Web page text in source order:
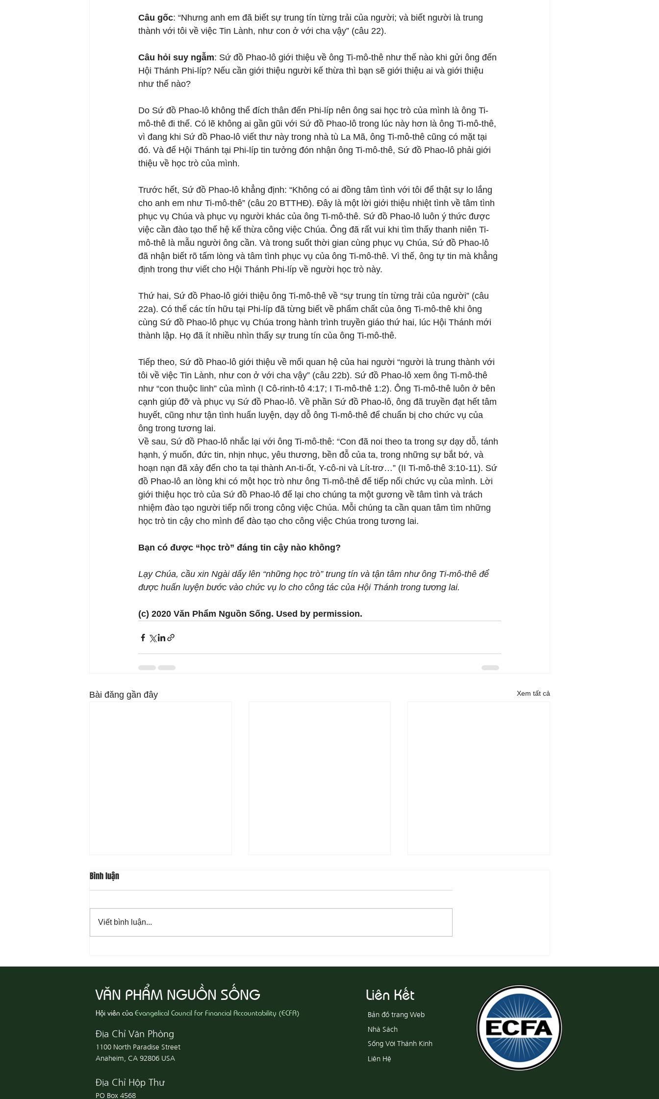
Câu gốc: “Nhưng anh em đã biết sự trung tín từng trải của người; và biết người là trung
thành với tôi về việc Tin Lành, như con ở với cha vậy” (câu 22).
Câu hỏi suy ngẫm: Sứ đồ Phao-lô giới thiệu về ông Ti-mô-thê như thế nào khi gửi ông đến
Hội Thánh Phi-líp? Nếu cần giới thiệu người kế thừa thì bạn sẽ giới thiệu ai và giới thiệu
như thế nào?
Do Sứ đồ Phao-lô không thể đích thân đến Phi-líp nên ông sai học trò của mình là ông Ti-
mô-thê đi thế. Có lẽ không ai gần gũi với Sứ đồ Phao-lô trong lúc này hơn là ông Ti-mô-thê,
vì đang khi Sứ đồ Phao-lô viết thư này trong nhà tù La Mã, ông Ti-mô-thê cũng có mặt tại
đó. Và để Hội Thánh tại Phi-líp tin tưởng đón nhận ông Ti-mô-thê, Sứ đồ Phao-lô phải giới
thiệu về học trò của mình.
Trước hết, Sứ đồ Phao-lô khẳng định: “Không có ai đồng tâm tình với tôi để thật sự lo lắng
cho anh em như Ti-mô-thê” (câu 20 BTTHĐ). Đây là một lời giới thiệu nhiệt tình về tâm tình
phục vụ Chúa và phục vụ người khác của ông Ti-mô-thê. Sứ đồ Phao-lô luôn ý thức được
việc cần đào tạo thế hệ kế thừa công việc Chúa. Ông đã rất vui khi tìm thấy thanh niên Ti-
mô-thê là mẫu người ông cần. Và trong suốt thời gian cùng phục vụ Chúa, Sứ đồ Phao-lô
đã nhận biết rõ tấm lòng và tâm tình phục vụ của ông Ti-mô-thê. Vì thế, ông tự tin mà khẳng
định trong thư viết cho Hội Thánh Phi-líp về người học trò này.
Thứ hai, Sứ đồ Phao-lô giới thiệu ông Ti-mô-thê về “sự trung tín từng trải của người” (câu
22a). Có thể các tín hữu tại Phi-líp đã từng biết về phẩm chất của ông Ti-mô-thê khi ông
cùng Sứ đồ Phao-lô phục vụ Chúa trong hành trình truyền giáo thứ hai, lúc Hội Thánh mới
thành lập. Họ đã ít nhiều nhìn thấy sự trung tín của ông Ti-mô-thê.
Tiếp theo, Sứ đồ Phao-lô giới thiệu về mối quan hệ của hai người “người là trung thành với
tôi về việc Tin Lành, như con ở với cha vậy” (câu 22b). Sứ đồ Phao-lô xem ông Ti-mô-thê
như “con thuộc linh” của mình (I Cô-rinh-tô 4:17; I Ti-mô-thê 1:2). Ông Ti-mô-thê luôn ở bên
cạnh giúp đỡ và phục vụ Sứ đồ Phao-lô. Về phần Sứ đồ Phao-lô, ông đã truyền đạt hết tâm
huyết, cũng như tận tình huấn luyện, dạy dỗ ông Ti-mô-thê để chuẩn bị cho chức vụ của
ông trong tương lai.
Về sau, Sứ đồ Phao-lô nhắc lại với ông Ti-mô-thê: “Con đã noi theo ta trong sự dạy dỗ, tánh
hạnh, ý muốn, đức tin, nhịn nhục, yêu thương, bền đỗ của ta, trong những sự bắt bớ, và
hoạn nạn đã xảy đến cho ta tại thành An-ti-ốt, Y-cô-ni và Lít-trơ…” (II Ti-mô-thê 3:10-11). Sứ
đồ Phao-lô an lòng khi có một học trò như ông Ti-mô-thê để tiếp nối chức vụ của mình. Lời
giới thiệu học trò của Sứ đồ Phao-lô để lại cho chúng ta một gương về tâm tình và trách
nhiệm đào tạo người tiếp nối trong công việc Chúa. Mỗi chúng ta cần quan tâm tìm những
học trò tin cậy cho mình để đào tạo cho công việc Chúa trong tương lai.
Bạn có được “học trò” đáng tin cậy nào không?
Lạy Chúa, cầu xin Ngài dấy lên “những học trò” trung tín và tận tâm như ông Ti-mô-thê để
được huấn luyện bước vào chức vụ lo cho công tác của Hội Thánh trong tương lai.
(c) 2020 Văn Phẩm Nguồn Sống. Used by permission.
Bài đăng gần đây Xem tất cả
08-07 Nhân Từ Và Chân Thật
Khổ
Bình luận
Viết bình luận...
VĂN PHẨM NGUỒN SỐNG
Hội viên củaEvangelical Council for Financial Accountability (ECFA)
Địa Chỉ Văn Phòng
1100 North Paradise Street
Anaheim, CA 92806 USA
Địa Chỉ Hộp Thư
PO Box 4568
Liên Kết
Bản đồ trang Web
Nhà Sách
Sống Với Thánh Kinh
Liên Hệ